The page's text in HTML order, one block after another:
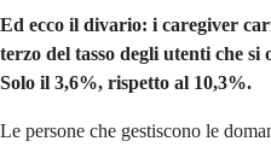
Ed ecco il divario: i caregiver
terzo del tasso degli utenti che
Solo il 3,6%, rispetto al 10,3%.
Le persone che gestiscono le